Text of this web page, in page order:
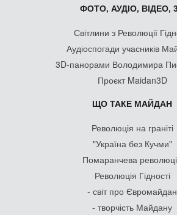
ФОТО, АУДІО, ВІДЕО,
Світлини з Революції
Аудіоспогади учасників
3D-панорами Володимира
Проєкт Maidan3D
ЩО ТАКЕ МАЙДАН
Революція на граніті
"Україна без Кучми"
Помаранчева
Революція Гідності
- світ про Євромайдан
- творчість Майдану